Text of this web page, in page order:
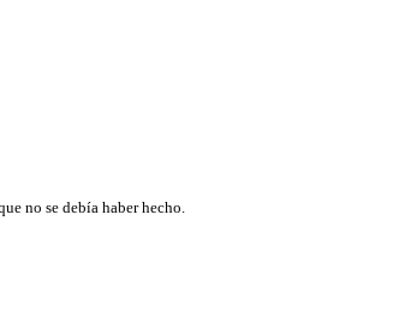
no se debía haber hecho.